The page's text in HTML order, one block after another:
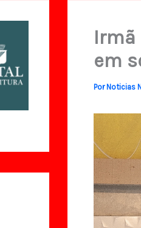
Irmã
em
PorNoticias